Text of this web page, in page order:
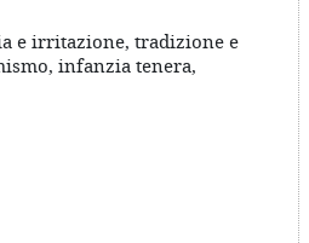
e irritazione, tradizione e
infanzia tenera,